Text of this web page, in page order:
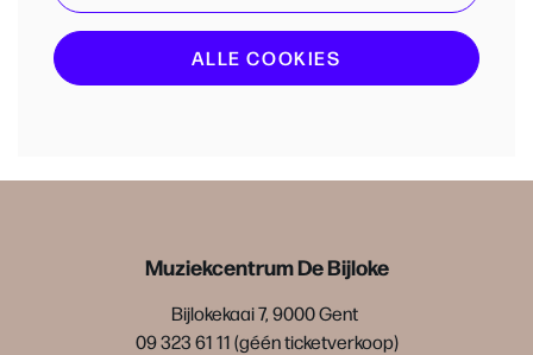
ALLE COOKIES
Muziekcentrum De Bijloke
Bijlokekaai 7, 9000 Gent
09 323 61 11 (géén ticketverkoop)